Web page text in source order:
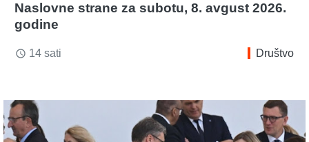
Naslovne strane za subotu, 8. avgust 2026.
godine
access_time 14 sati Društvo